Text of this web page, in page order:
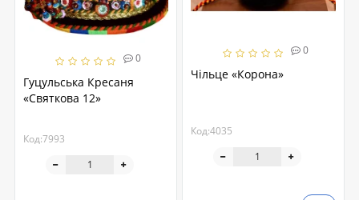
0
Гуцульська Кресаня
«Святкова 12»
Код:7993
0
Чільце «Корона»
Код:4035